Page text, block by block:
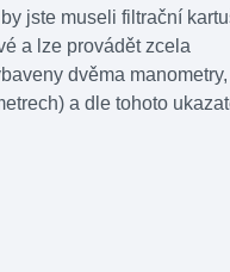
jste museli filtrační
a lze provádět zcela
dvěma manometry,
a dle tohoto